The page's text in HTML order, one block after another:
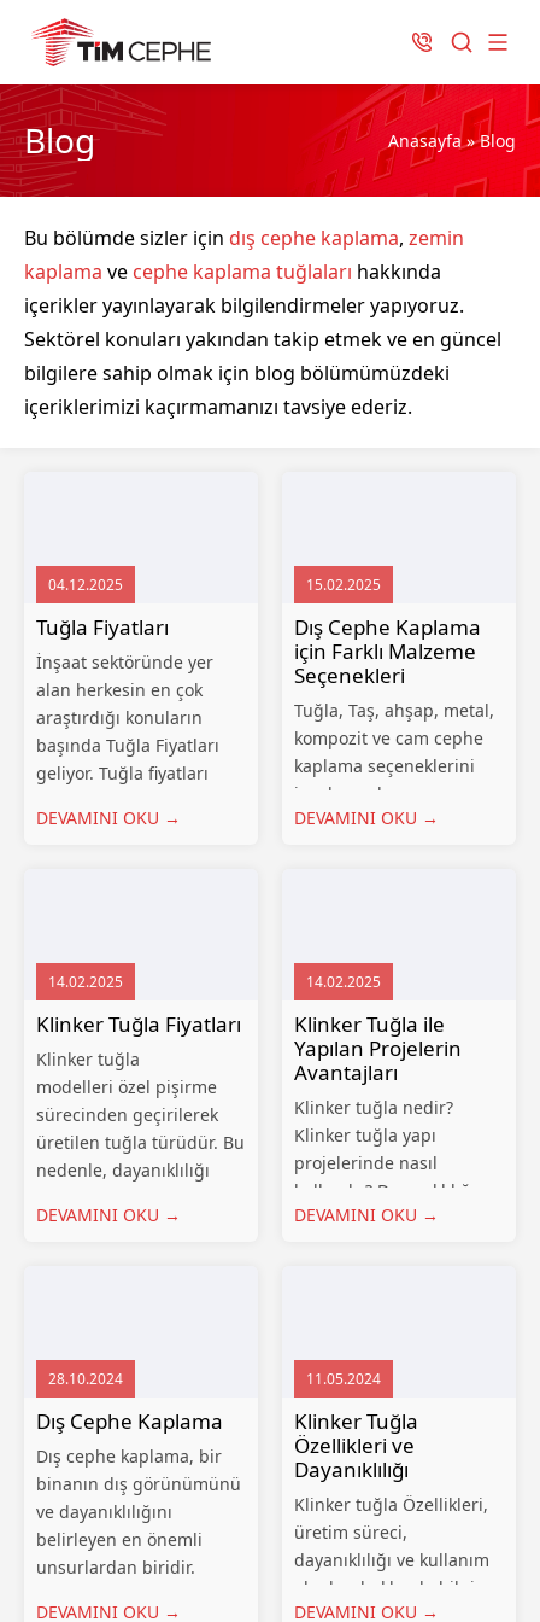
Blog Anasayfa»Blog
Bu bölümde sizler için dış cephe kaplama, zemin
kaplama ve cephe kaplama tuğlaları hakkında
içerikler yayınlayarak bilgilendirmeler yapıyoruz.
Sektörel konuları yakından takip etmek ve en güncel
bilgilere sahip olmak için blog bölümümüzdeki
içeriklerimizi kaçırmamanızı tavsiye ederiz.
04.12.2025
Tuğla Fiyatları
İnşaat sektöründe yer
alan herkesin en çok
araştırdığı konuların
başında Tuğla Fiyatları
geliyor. Tuğla fiyatları
sizler için bu içeriğimizde
kare ve...
DEVAMINI OKU →
15.02.2025
Dış Cephe Kaplama
için Farklı Malzeme
Seçenekleri
Tuğla, Taş, ahşap, metal,
kompozit ve cam cephe
kaplama seçeneklerini
inceleyerek en uygun
çözümü bulun. Dış cephe
cephe kaplaması
seçerken, estetik
görünümün yanı...
DEVAMINI OKU →
14.02.2025
Klinker Tuğla Fiyatları
Klinker tuğla
modelleri özel pişirme
sürecinden geçirilerek
üretilen tuğla türüdür. Bu
nedenle, dayanıklılığı
olmaktadır. Sıcaklık, nem
cephe kaplamalarında
kullanılmaktadır. Ayrıca
taşıyıcı duvarlar...
DEVAMINI OKU →
14.02.2025
Klinker Tuğla ile
Yapılan Projelerin
Avantajları
Klinker tuğla nedir?
Klinker tuğla yapı
projelerinde nasıl
kullanılır? Dayanıklılığı,
tasarım olanakları ve
malzemedir. Bu yazıda
klinker tuğlanın
avantajlarına
değineceğiz. İlk olarak,
klinker tuğlanın...
DEVAMINI OKU →
28.10.2024
Dış Cephe Kaplama
Dış cephe kaplama, bir
binanın dış görünümünü
ve dayanıklılığını
belirleyen en önemli
unsurlardan biridir.
DEVAMINI OKU →
11.05.2024
Klinker Tuğla
Özellikleri ve
Dayanıklılığı
Klinker tuğla Özellikleri,
üretim süreci,
dayanıklılığı ve kullanım
alanları hakkında bilgi
edinin.Klinker tuğla,
DEVAMINI OKU →